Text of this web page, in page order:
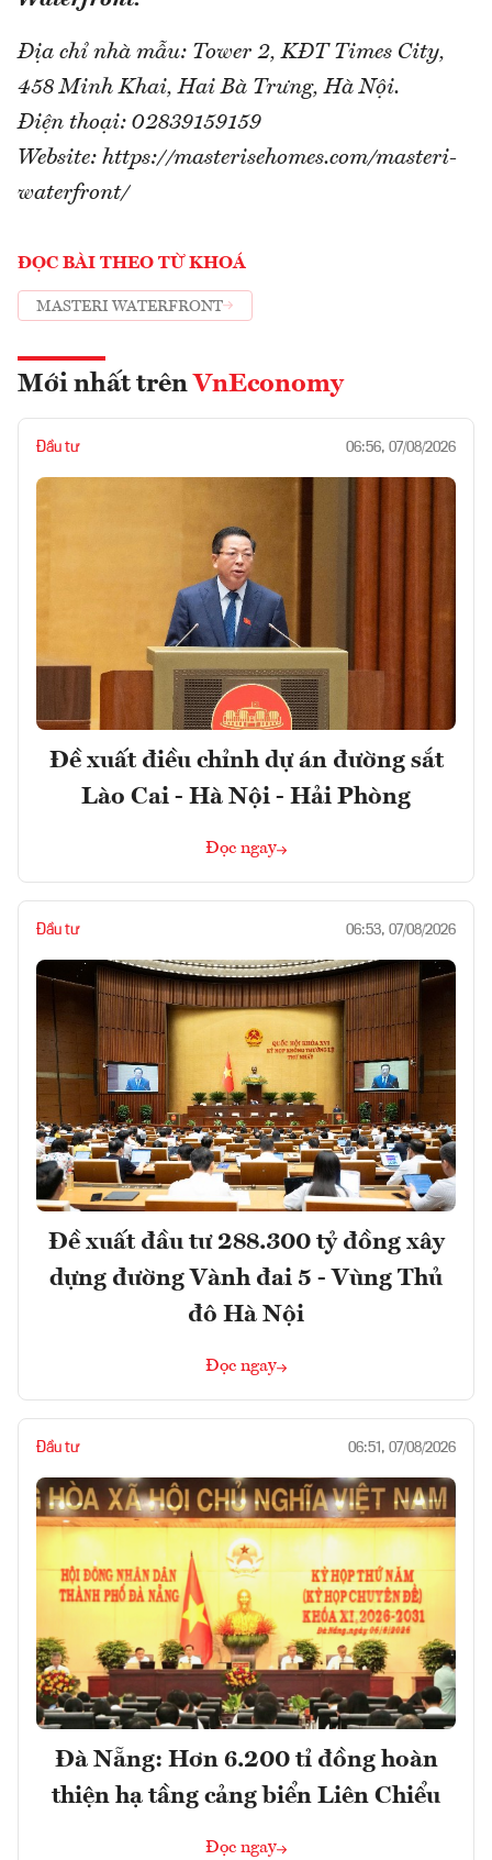
Địa chỉ nhà mẫu: Tower 2, KĐT Times City,
458 Minh Khai, Hai Bà Trưng, Hà Nội.
Điện thoại: 02839159159
Website: https://masterisehomes.com/masteri-
waterfront/
ĐỌC BÀI THEO TỪ KHOÁ
MASTERI WATERFRONT
Mới nhất trên VnEconomy
Đầu tư 06:56, 07/08/2026
Đề xuất điều chỉnh dự án đường sắt
Lào Cai - Hà Nội - Hải Phòng
Đọc ngay
Đầu tư 06:53, 07/08/2026
Đề xuất đầu tư 288.300 tỷ đồng xây
dựng đường Vành đai 5 - Vùng Thủ
đô Hà Nội
Đọc ngay
Đầu tư 06:51, 07/08/2026
Đà Nẵng: Hơn 6.200 tỉ đồng hoàn
thiện hạ tầng cảng biển Liên Chiểu
Đọc ngay